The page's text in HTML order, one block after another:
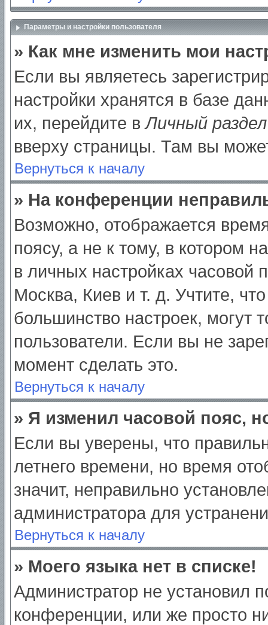
Параметры и настройки пользователя
» Как мне изменить мои
Если вы являетесь
настройки хранятся в базе
их, перейдите вЛичный раздел
вверху страницы. Там вы
Вернуться к началу
» На конференции
Возможно, отображается
поясу, а не к тому, в котором
в личных настройках часовой
Москва, Киев и т. д. Учтите,
большинство настроек, могут
пользователи. Если вы не
момент сделать это.
Вернуться к началу
» Я изменил часовой пояс,
Если вы уверены, что
летнего времени, но время
значит, неправильно
администратора для
Вернуться к началу
» Моего языка нет в списке!
Администратор не установил
конференции, или же просто